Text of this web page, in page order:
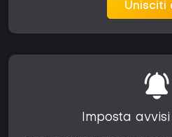
Unisciti
Imposta